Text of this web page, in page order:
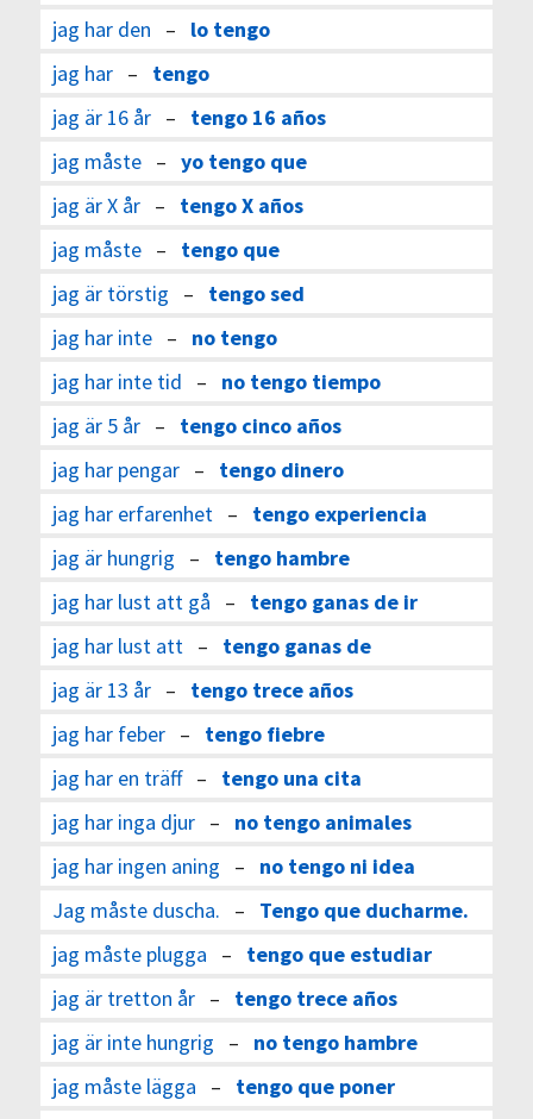
jag har den – lo tengo
jag har– tengo
jag är 16 år– tengo 16 años
jag måste– yo tengo que
jag är X år– tengo X años
jag måste– tengo que
jag är törstig – tengo sed
jag har inte– no tengo
jag har inte tid – no tengo tiempo
jag är 5 år– tengo cinco años
jag har pengar– tengo dinero
jag har erfarenhet – tengo experiencia
jag är hungrig – tengo hambre
jag har lust att gå – tengo ganas de ir
jag har lust att – tengo ganas de
jag är 13 år– tengo trece años
jag har feber– tengo fiebre
jag har en träff– tengo una cita
jag har inga djur– no tengo animales
jag har ingen aning – no tengo ni idea
Jag måste duscha. – Tengo que ducharme.
jag måste plugga – tengo que estudiar
jag är tretton år– tengo trece años
jag är inte hungrig – no tengo hambre
jag måste lägga – tengo que poner